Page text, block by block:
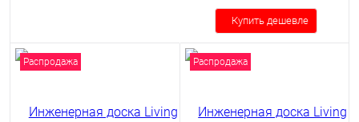
Купить дешевле
Распродажа Распродажа